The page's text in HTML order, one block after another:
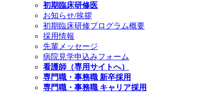
初期臨床研修医
お知らせ/挨拶
初期臨床研修プログラム概要
採用情報
先輩メッセージ
病院見学申込みフォーム
看護師（専用サイトへ）
専門職・事務職 新卒採用
専門職・事務職 キャリア採用